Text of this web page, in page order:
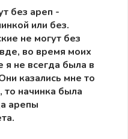
без ареп -
или без.
не могут без
во время моих
я не всегда была в
казались мне то
начинка была
арепы